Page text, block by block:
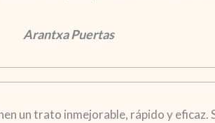
Arantxa Puertas
un trato inmejorable, rápido y